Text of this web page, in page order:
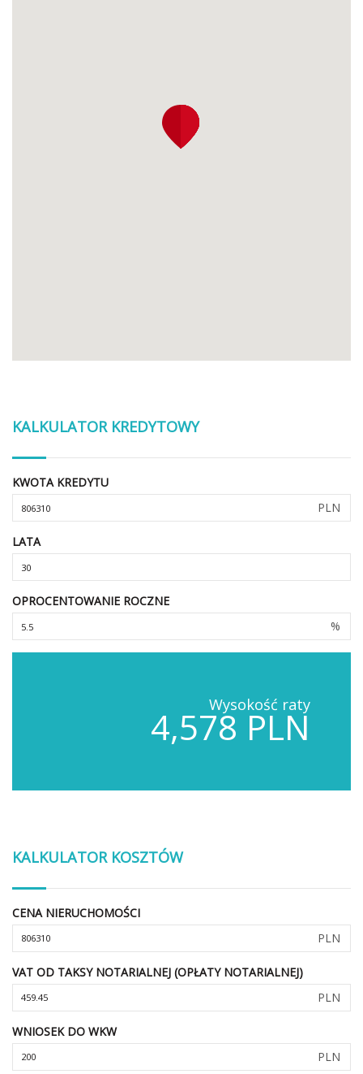
KALKULATOR KREDYTOWY
KWOTA KREDYTU
PLN
LATA
OPROCENTOWANIE ROCZNE
%
Wysokość raty
4,578 PLN
KALKULATOR KOSZTÓW
CENA NIERUCHOMOŚCI
PLN
VAT OD TAKSY NOTARIALNEJ (OPŁATY NOTARIALNEJ)
PLN
WNIOSEK DO WKW
PLN